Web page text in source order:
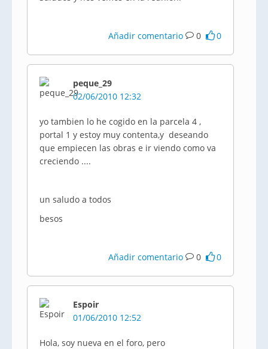
Añadir comentario 0 0
peque_29
02/06/2010 12:32
yo tambien lo he cogido en la parcela 4 ,
portal 1 y estoy muy contenta,y deseando
que empiecen las obras e ir viendo como va
creciendo ....
un saludo a todos
besos
Añadir comentario 0 0
Espoir
01/06/2010 12:52
Hola, soy nueva en el foro, pero